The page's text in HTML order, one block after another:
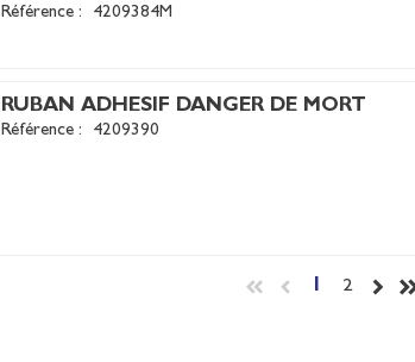
Référence : 4209384M
RUBAN ADHESIF DANGER DE MORT
Référence : 4209390
1 2